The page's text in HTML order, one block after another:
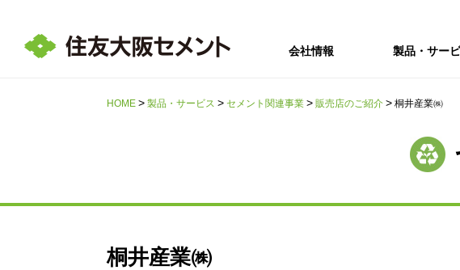
会社情報
会社概要
製品・サー
IRニュー
企業理
新卒採
HOME 製品・サービス セメント関連事業 販売店のご紹介 桐井産業㈱
桐井産業㈱